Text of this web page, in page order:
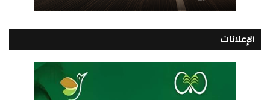
الإعلانات